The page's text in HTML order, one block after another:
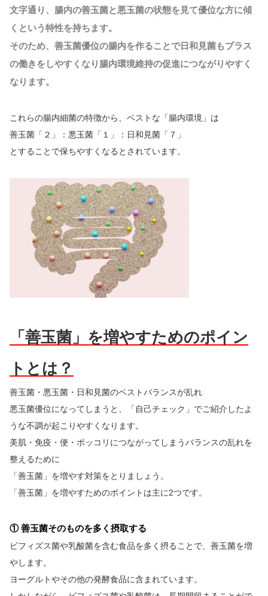
文字通り、腸内の善玉菌と悪玉菌の状態を見て優位な方に傾
くという特性を持ちます。
そのため、善玉菌優位の腸内を作ることで日和見菌もプラス
の働きをしやすくなり腸内環境維持の促進につながりやすく
なります。
これらの腸内細菌の特徴から、ベストな「腸内環境」は
善玉菌「２」：悪玉菌「１」：日和見菌「７」
とすることで保ちやすくなるとされています。
「善玉菌」を増やすためのポイン
トとは？
善玉菌・悪玉菌・日和見菌のベストバランスが乱れ
悪玉菌優位になってしまうと、「自己チェック」でご紹介したよ
うな不調が起こりやすくなります。
美肌・免疫・便・ポッコリにつながってしまうバランスの乱れを
整えるために
「善玉菌」を増やす対策をとりましょう。
「善玉菌」を増やすためのポイントは主に2つです。
① 善玉菌そのものを多く摂取する
ビフィズス菌や乳酸菌を含む食品を多く摂ることで、善玉菌を増
やします。
ヨーグルトやその他の発酵食品に含まれています。